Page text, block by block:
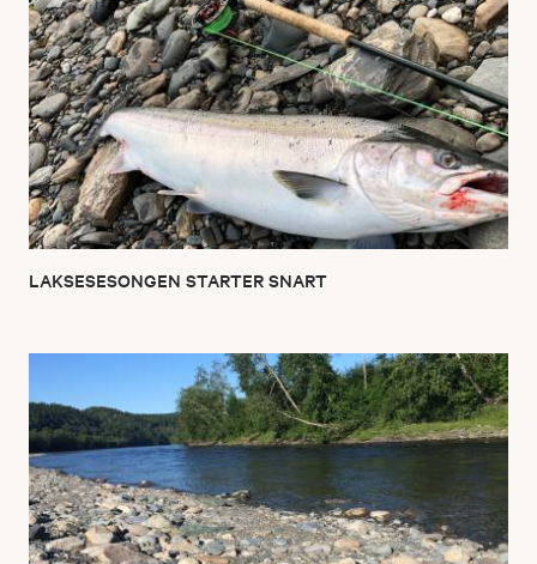
LAKSESESONGEN STARTER SNART